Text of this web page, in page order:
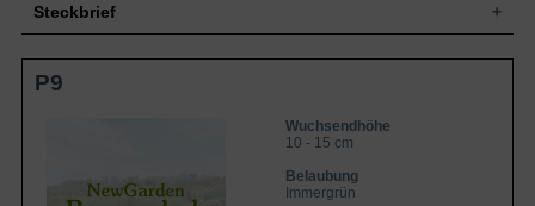
Steckbrief
Staude, kissenartig, horstbildend, 10 bis
Immergrün, elliptisch, gelblichgrün
Blüte
Hellrosa, rispenartig
P9
Wuchsendhöhe
10 - 15 cm
Belaubung
Immergrün